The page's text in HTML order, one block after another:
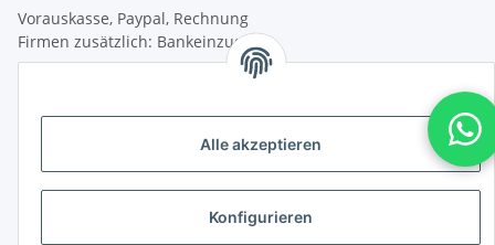
Alle akzeptieren
Konfigurieren
Vorauskasse, Paypal, Rechnung
Firmen zusätzlich: Bankeinzug
Versandkosten für Deutschland:
versandkostenfrei ab 25 € (darunter 6 €)